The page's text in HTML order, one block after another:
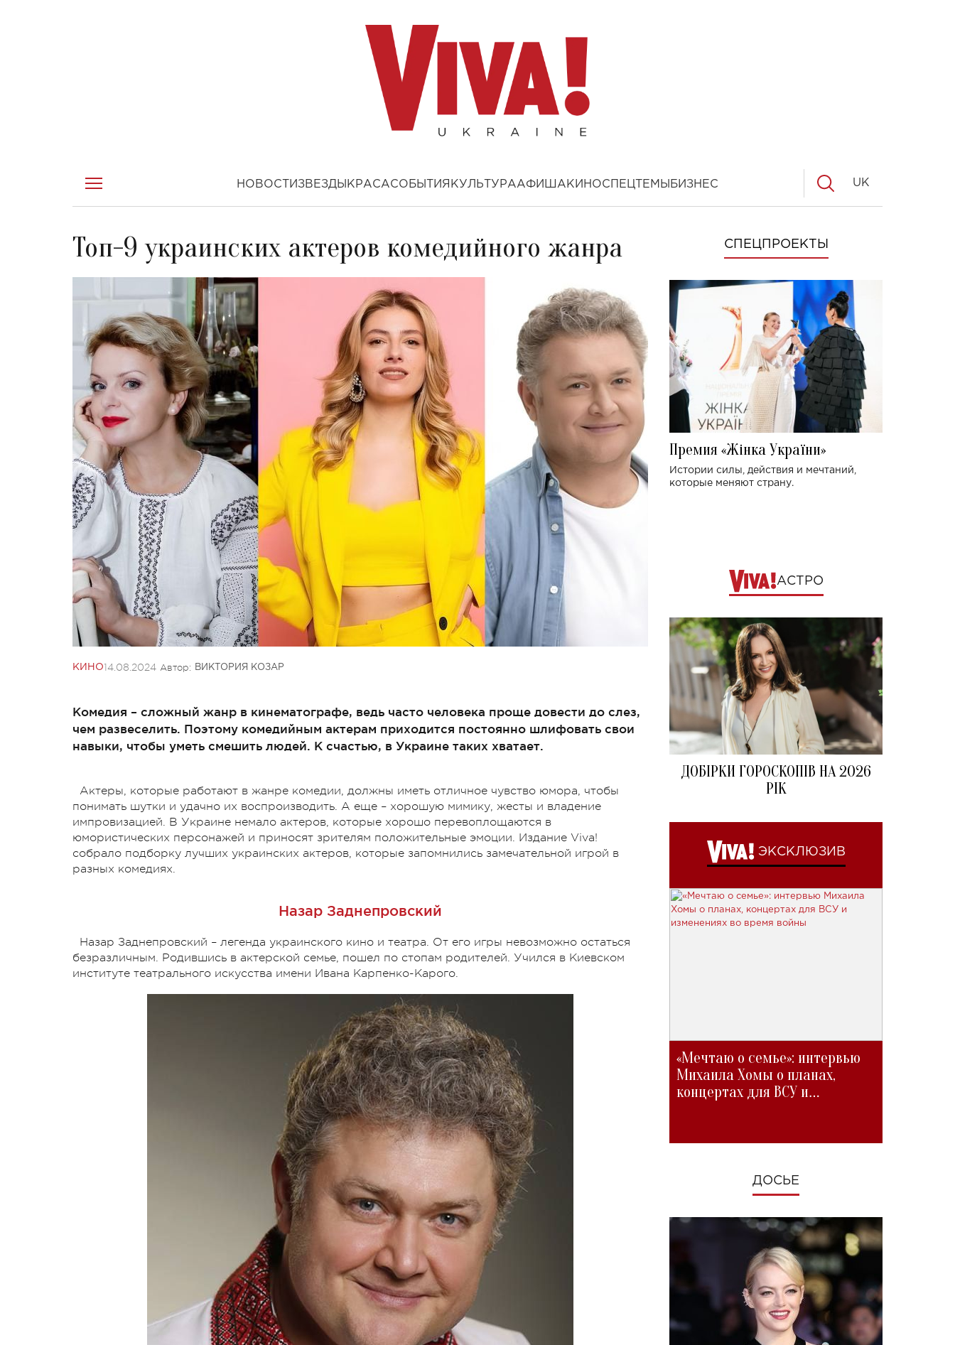
НОВОСТИ ЗВЕЗДЫ КРАСАСОБЫТИЯ КУЛЬТУРААФИША КИНОСПЕЦТЕМЫ БИЗНЕС UK
Топ-9 украинских актеров комедийного жанра
КИНО14.08.2024 Автор: ВИКТОРИЯ КОЗАР
Комедия – сложный жанр в кинематографе, ведь часто человека проще довести до слез,
чем развеселить. Поэтому комедийным актерам приходится постоянно шлифовать свои
навыки, чтобы уметь смешить людей. К счастью, в Украине таких хватает.
Актеры, которые работают в жанре комедии, должны иметь отличное чувство юмора, чтобы
понимать шутки и удачно их воспроизводить. А еще – хорошую мимику, жесты и владение
импровизацией. В Украине немало актеров, которые хорошо перевоплощаются в
юмористических персонажей и приносят зрителям положительные эмоции. Издание Viva!
собрало подборку лучших украинских актеров, которые запомнились замечательной игрой в
разных комедиях.
Назар Заднепровский
Назар Заднепровский – легенда украинского кино и театра. От его игры невозможно остаться
безразличным. Родившись в актерской семье, пошел по стопам родителей. Учился в Киевском
институте театрального искусства имени Ивана Карпенко-Карого.
СПЕЦПРОЕКТЫ
Премия «Жінка України»
Истории силы, действия и мечтаний,
которые меняют страну.
АСТРО
ДОБІРКИ ГОРОСКОПІВ НА 2026
РІК
ЭКСКЛЮЗИВ
«Мечтаю о семье»: интервью
Михаила Хомы о планах,
концертах для ВСУ и
ДОСЬЕ